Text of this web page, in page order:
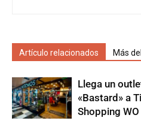
Artículo relacionados Más
Llega un
«Bastard» a
Shopping